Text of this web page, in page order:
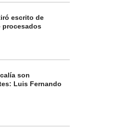
escrito de
procesados
son
Luis Fernando